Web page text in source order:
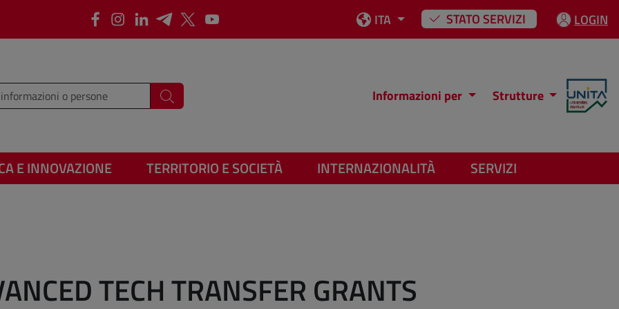
FacebookInstagram
LinkedInTelegram
X Youtube
ITA STATO SERVIZI LOGIN
termini da cercare Cerca Informazioni per Strutture
E INNOVAZIONE TERRITORIO E SOCIETÀ INTERNAZIONALITÀ SERVIZI
TECH TRANSFER GRANTS